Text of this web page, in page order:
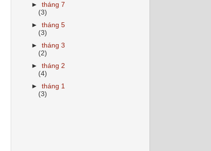
►tháng 7
(3)
►tháng 5
(3)
►tháng 3
(2)
►tháng 2
(4)
►tháng 1
(3)